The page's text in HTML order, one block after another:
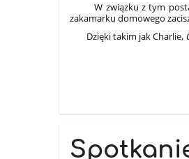
W związku z tym
zakamarku domowego
Dzięki takim jak Charlie,
Cheers,
Jack